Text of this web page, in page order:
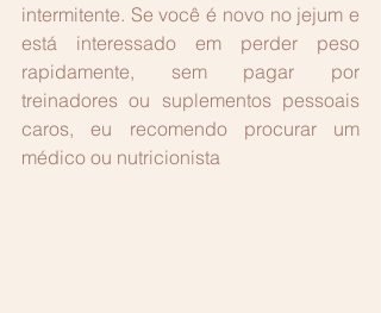
intermitente. Se você é novo no jejum e
está interessado em perder peso
rapidamente, sem pagar por
treinadores ou suplementos pessoais
caros, eu recomendo procurar um
médico ou nutricionista